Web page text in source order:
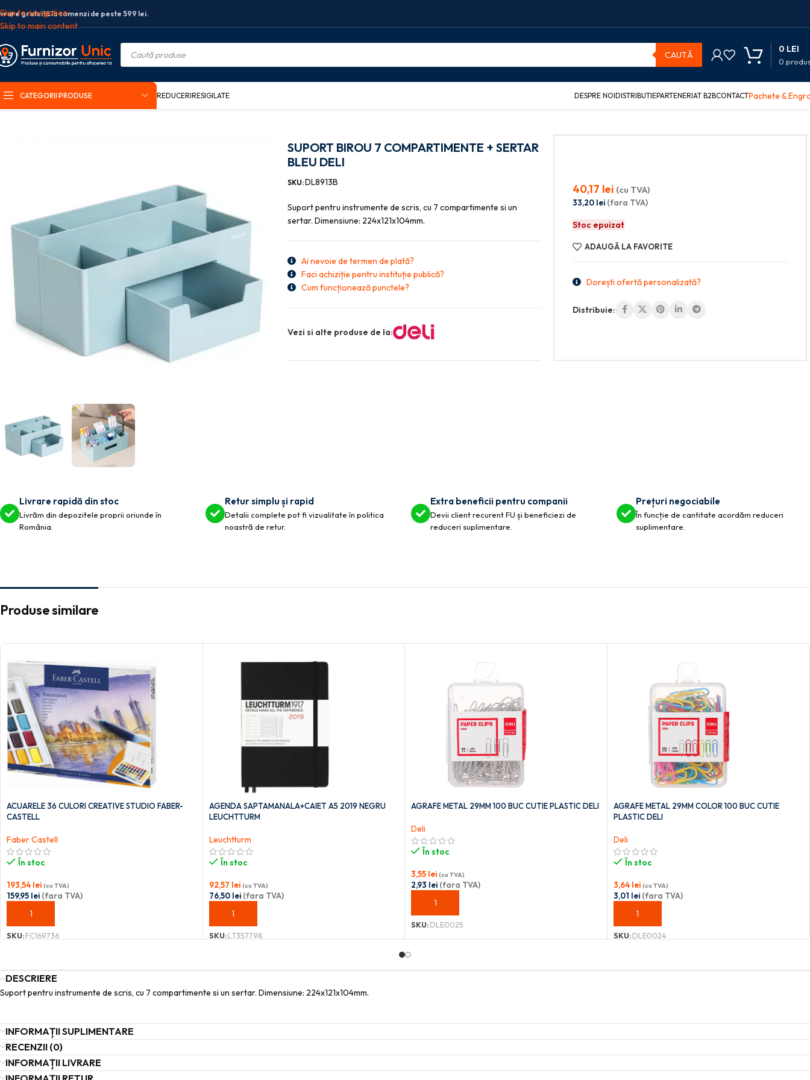
Skip to navigation
Skip to main content
gratuită la comenzi de peste 599 lei.
CAUTĂ
0
0 LEI
CATEGORII PRODUSE REDUCERIRESIGILATE DESPRE NOIDISTRIBUTIEPARTENERIAT B2BCONTACTPachete &
SUPORT BIROU 7 COMPARTIMENTE + SERTAR
BLEU DELI
SKU:DL8913B
Suport pentru instrumente de scris, cu 7 compartimente si un
sertar. Dimensiune: 224x121x104mm.
Ai nevoie de termen de plată?
Faci achiziție pentru instituție publică?
Cum funcționează punctele?
Vezi si alte produse de la:
40,17 lei (cu TVA)
33,20 lei (fara TVA)
Stoc epuizat
ADAUGĂ LA FAVORITE
Dorești ofertă personalizată?
Distribuie:
Livrare rapidă din stoc
Livrăm din depozitele proprii oriunde în
România.
Retur simplu și rapid
Detalii complete pot fi vizualitate în politica
noastră de retur.
Extra beneficii pentru companii
Devii client recurent FU și beneficiezi de
reduceri suplimentare.
Prețuri negociabile
În funcție de cantitate acordăm reduceri
suplimentare.
Produse similare
ACUARELE 36 CULORI CREATIVE STUDIO FABER-
CASTELL
Faber Castell
În stoc
193,54 lei (cu TVA)
159,95 lei (fara TVA)
ADAUGĂ ÎN COȘ
SKU:FC169736
AGENDA SAPTAMANALA+CAIET A5 2019 NEGRU
LEUCHTTURM
Leuchtturm
În stoc
92,57 lei (cu TVA)
76,50 lei(fara TVA)
ADAUGĂ ÎN COȘ
SKU:LT357798
AGRAFE METAL 29MM 100 BUC CUTIE PLASTIC DELI
Deli
În stoc
3,55 lei (cu TVA)
2,93 lei (fara TVA)
ADAUGĂ ÎN COȘ
SKU:DLE0025
AGRAFE METAL 29MM COLOR 100 BUC CUTIE
PLASTIC DELI
Deli
În stoc
3,64 lei (cu TVA)
3,01 lei(fara TVA)
ADAUGĂ ÎN COȘ
SKU:DLE0024
DESCRIERE
Suport pentru instrumente de scris, cu 7 compartimente si un sertar. Dimensiune: 224x121x104mm.
INFORMAȚII SUPLIMENTARE
RECENZII (0)
INFORMAȚII LIVRARE